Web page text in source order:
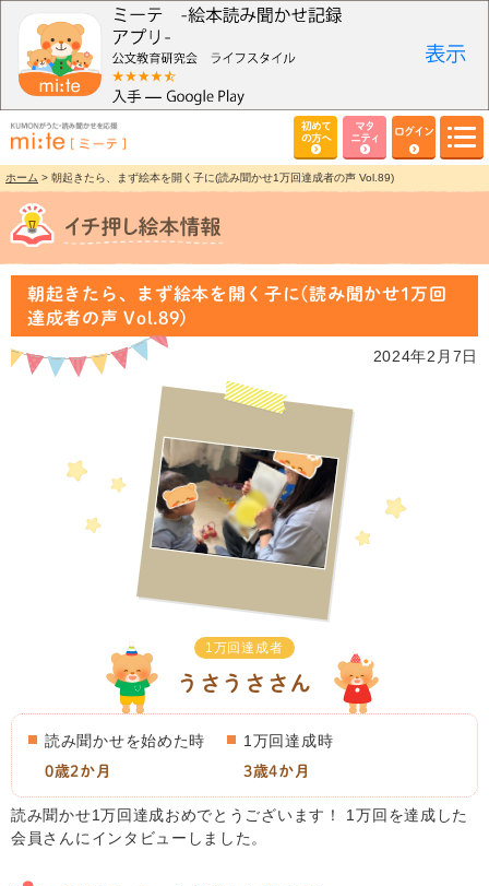
初めて
の方へ
マタ
ニティ
ログイン
ホーム > 朝起きたら、まず絵本を開く子に(読み聞かせ1万回達成者の声 Vol.89)
朝起きたら、まず絵本を開く子に(読み聞かせ1万回
達成者の声 Vol.89)
2024年2月7日
1万回達成者
うさうささん
読み聞かせを始めた時
0歳2か月
1万回達成時
3歳4か月
読み聞かせ1万回達成おめでとうございます！ 1万回を達成した
会員さんにインタビューしました。